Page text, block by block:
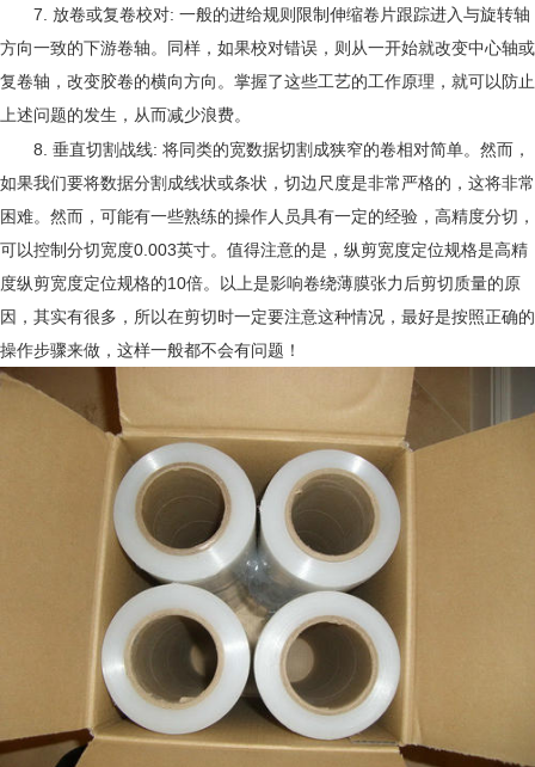
7. 放卷或复卷校对: 一般的进给规则限制伸缩卷片跟踪进入与旋转轴
方向一致的下游卷轴。同样，如果校对错误，则从一开始就改变中心轴或
复卷轴，改变胶卷的横向方向。掌握了这些工艺的工作原理，就可以防止
上述问题的发生，从而减少浪费。
8. 垂直切割战线: 将同类的宽数据切割成狭窄的卷相对简单。然而，
如果我们要将数据分割成线状或条状，切边尺度是非常严格的，这将非常
困难。然而，可能有一些熟练的操作人员具有一定的经验，高精度分切，
可以控制分切宽度0.003英寸。值得注意的是，纵剪宽度定位规格是高精
度纵剪宽度定位规格的10倍。以上是影响卷绕薄膜张力后剪切质量的原
因，其实有很多，所以在剪切时一定要注意这种情况，最好是按照正确的
操作步骤来做，这样一般都不会有问题！